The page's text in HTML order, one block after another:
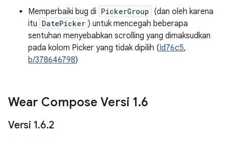
Memperbaiki bug di PickerGroup (dan oleh karena
itu DatePicker ) untuk mencegah beberapa
sentuhan menyebabkan scrolling yang dimaksudkan
pada kolom Picker yang tidak dipilih (Id76c5,
b/378646798)
Wear Compose Versi 1.6
Versi 1.6.2